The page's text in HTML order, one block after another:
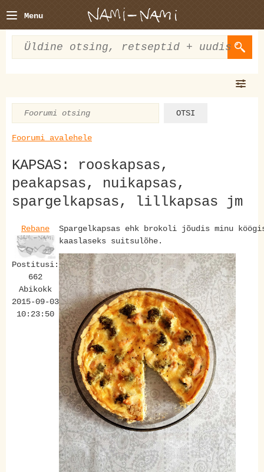
Menu
Foorumi avalehele
KAPSAS: rooskapsas,
peakapsas, nuikapsas,
spargelkapsas, lillkapsas jm
Rebane
Postitusi:
662
Abikokk
2015-09-03
10:23:50
Spargelkapsas ehk brokoli jõudis minu
kaaslaseks suitsulõhe.